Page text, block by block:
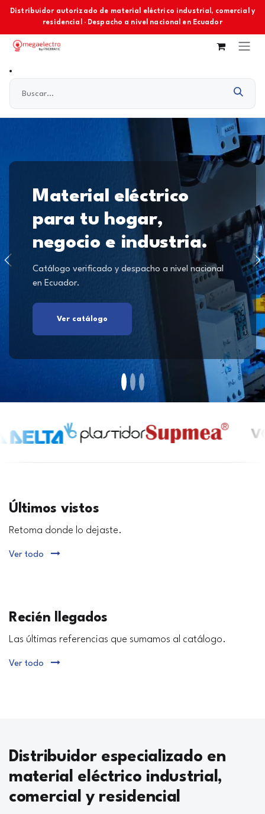
Ir al contenido
Distribuidor autorizado de material eléctrico industrial, comercial y
residencial · Despacho a nivel nacional en Ecuador
Material eléctrico
para tu hogar,
negocio e industria.
Catálogo verificado y despacho a nivel nacional
en Ecuador.
Ver catálogo
Últimos vistos
Retoma donde lo dejaste.
Ver todo
Recién llegados
Las últimas referencias que sumamos al catálogo.
Ver todo
Distribuidor especializado en
material eléctrico industrial,
comercial y residencial